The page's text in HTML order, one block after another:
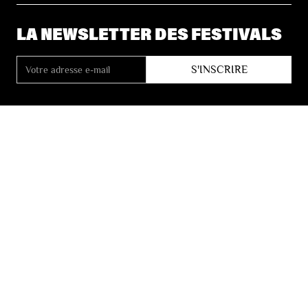
LA NEWSLETTER DES FESTIVALS